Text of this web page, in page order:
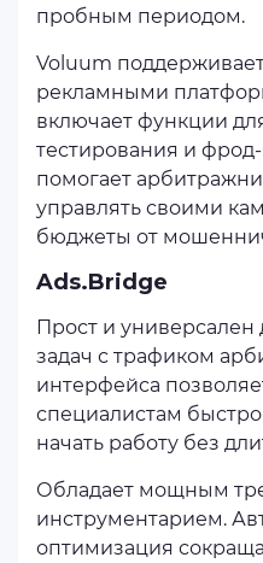
пробным периодом.
Voluum
рекламными
включает функции
тестирования и
помогает
управлять своими
бюджеты от
Ads.Bridge
Прост и
задач с трафиком
интерфейса
специалистам
начать работу без
Обладает мощным
инструментарием.
оптимизация